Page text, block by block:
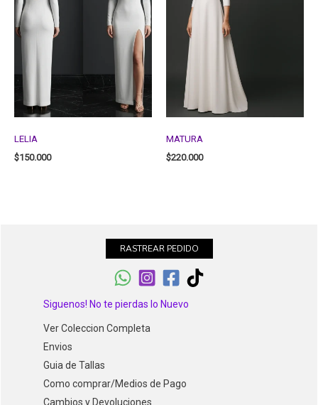
LELIA
$150.000
MATURA
$220.000
RASTREAR PEDIDO
Siguenos! No te pierdas lo Nuevo
Ver Coleccion Completa
Envios
Guia de Tallas
Como comprar/Medios de Pago
Cambios y Devoluciones